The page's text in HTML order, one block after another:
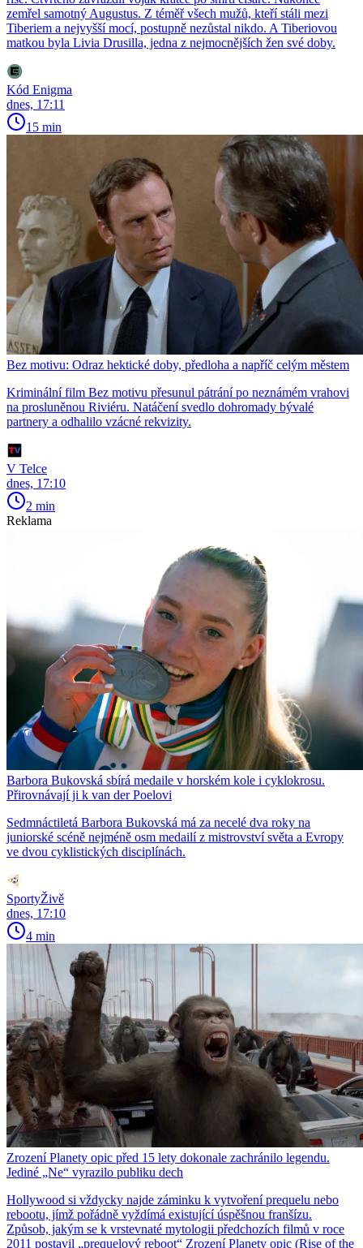
zemřel samotný Augustus. Z téměř všech mužů, kteří stáli mezi
Tiberiem a nejvyšší mocí, postupně nezůstal nikdo. A Tiberiovou
matkou byla Livia Drusilla, jedna z nejmocnějších žen své doby.
Kód Enigma
dnes, 17:11
15 min
Bez motivu: Odraz hektické doby, předloha a napříč celým městem
Kriminální film Bez motivu přesunul pátrání po neznámém vrahovi
na prosluněnou Riviéru. Natáčení svedlo dohromady bývalé
partnery a odhalilo vzácné rekvizity.
V Telce
dnes, 17:10
2 min
Reklama
Barbora Bukovská sbírá medaile v horském kole i cyklokrosu.
Přirovnávají ji k van der Poelovi
Sedmnáctiletá Barbora Bukovská má za necelé dva roky na
juniorské scéně nejméně osm medailí z mistrovství světa a Evropy
ve dvou cyklistických disciplínách.
SportyŽivě
dnes, 17:10
4 min
Zrození Planety opic před 15 lety dokonale zachránilo legendu.
Jediné „Ne“ vyrazilo publiku dech
Hollywood si vždycky najde záminku k vytvoření prequelu nebo
rebootu, jímž pořádně vyždímá existující úspěšnou franšízu.
Způsob, jakým se k vrstevnaté mytologii předchozích filmů v roce
2011 postavil „prequelový reboot“ Zrození Planety opic (Rise of the